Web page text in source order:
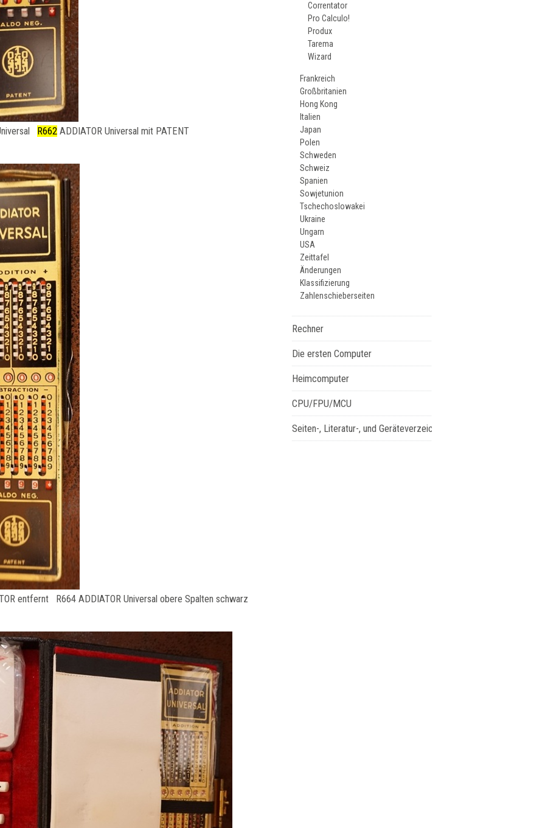
R662ADDIATOR Universal mit PATENT
entfernt R664 ADDIATOR Universal obere Spalten schwarz
Correntator
Pro Calculo!
Produx
Tarema
Wizard
Frankreich
Großbritanien
Hong Kong
Italien
Japan
Polen
Schweden
Schweiz
Spanien
Sowjetunion
Tschechoslowakei
Ukraine
Ungarn
USA
Zeittafel
Änderungen
Klassifizierung
Zahlenschieberseiten
Rechner
Die ersten Computer
Heimcomputer
CPU/FPU/MCU
Seiten-, Literatur-, und Geräteverzeichnis